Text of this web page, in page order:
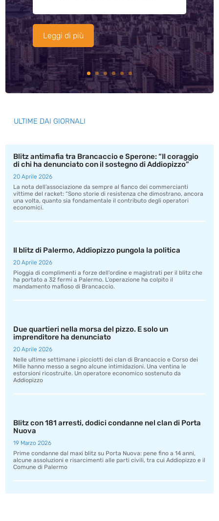
Leggi di più
ULTIME DAI GIORNALI
Blitz antimafia tra Brancaccio e Sperone: “Il coraggio
di chi ha denunciato con il sostegno di Addiopizzo”
20 Aprile 2026
La nota dell’associazione da sempre al fianco dei commercianti
vittime del racket: “Sono storie di resistenza che dimostrano, ancora
una volta, quanto sia fondamentale il contributo degli operatori
economici.
Il blitz di Palermo, Addiopizzo pungola la politica
20 Aprile 2026
Pioggia di complimenti a forze dell’ordine e magistrati per il blitz che
ha portato a 32 fermi a Palermo. L’operazione ha colpito il
mandamento mafioso di Brancaccio.
Due quartieri nella morsa del pizzo. E solo un
imprenditore ha denunciato
20 Aprile 2026
Nelle ultime settimane i picciotti dei clan di Brancaccio e Corso dei
Mille hanno messo a segno alcune intimidazioni. Una ventina le
estorsioni ricostruite. Un operatore economico sostenuto da
Addiopizzo
Blitz con 181 arresti, dodici condanne nel clan di Porta
Nuova
19 Marzo 2026
Prime condanne dal maxi blitz su Porta Nuova: pene fino a 14 anni,
alcune assoluzioni e risarcimenti alle parti civili, tra cui Addiopizzo e il
Comune di Palermo